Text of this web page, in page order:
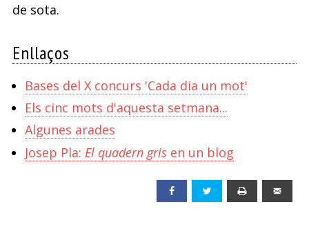
de sota.
Enllaços
Bases del X concurs 'Cada dia un mot'
Els cinc mots d'aquesta setmana...
Algunes arades
Josep Pla: El quadern grisen un blog
Facebook Twitter